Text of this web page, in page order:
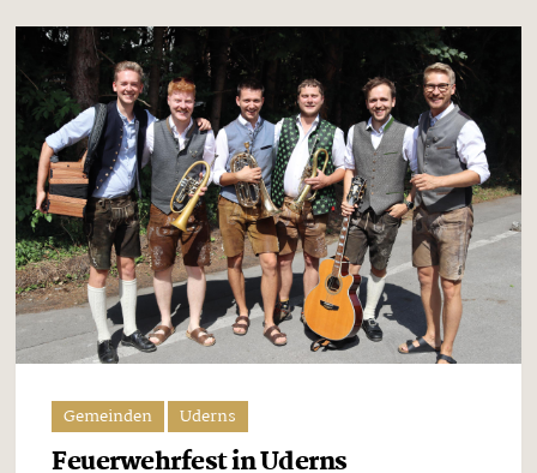
Gemeinden Uderns
Feuerwehrfest in Uderns